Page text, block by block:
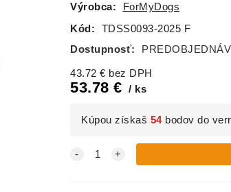
Výrobca: ForMyDogs
Kód:
TDSS0093-2025 F
Dostupnosť:
43.72 € bez DPH
53.78 € ks
Kúpou získaš 54bodov do